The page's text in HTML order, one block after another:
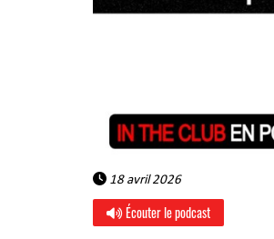
18 avril 2026
Écouter le podcast